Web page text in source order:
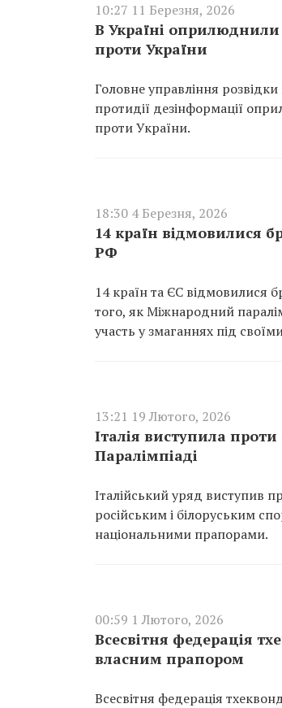
10:27 11 Березня, 2026
В Україні оприлюднили
проти України
Головне управління
протидії дезінформації
проти України.
18:30 4 Березня, 2026
14 країн відмовилися
РФ
14 країн та ЄС відмовилися
того, як Міжнародний
участь у змаганнях під
13:21 19 Лютого, 2026
Італія виступила
Паралімпіаді
Італійський уряд виступив
російським і білоруським
національними прапорами.
00:59 1 Лютого, 2026
Всесвітня федерація
власним прапором
Всесвітня федерація